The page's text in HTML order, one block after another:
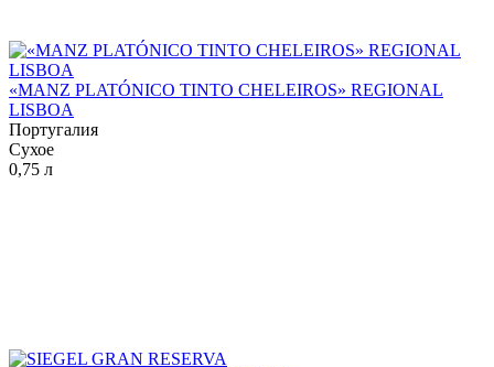
«MANZ PLATÓNICO TINTO CHELEIROS» REGIONAL
LISBOA
Португалия
Сухое
0,75 л